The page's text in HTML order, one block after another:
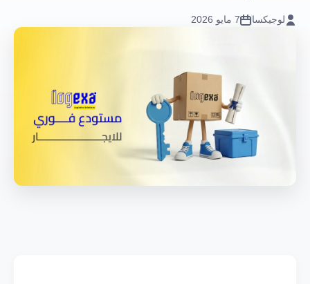
لوجيكسا 7 مايو 2026